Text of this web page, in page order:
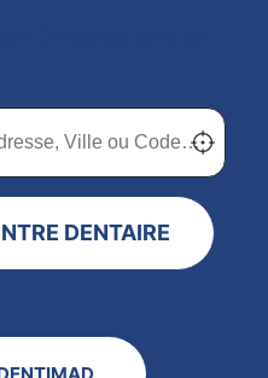
Dentimad près de
près de chez vous Localisez-
DENTAIRE